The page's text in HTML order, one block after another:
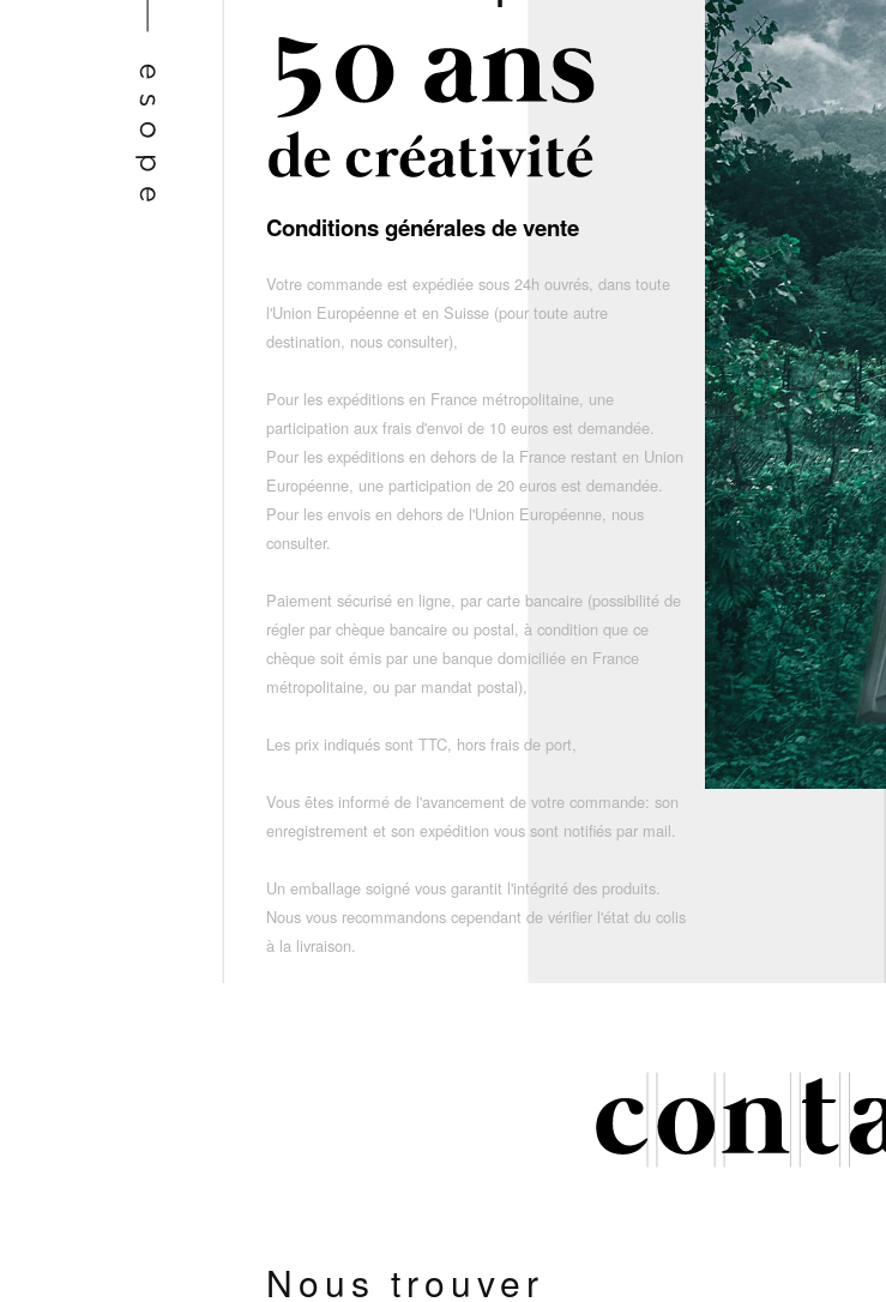
Conditions générales de vente
Votre commande est expédiée sous 24h ouvrés, dans toute
l'Union Européenne et en Suisse (pour toute autre
destination, nous consulter),
Pour les expéditions en France métropolitaine, une
participation aux frais d'envoi de 10 euros est demandée.
Pour les expéditions en dehors de la France restant en Union
Européenne, une participation de 20 euros est demandée.
Pour les envois en dehors de l'Union Européenne, nous
consulter.
Paiement sécurisé en ligne, par carte bancaire (possibilité de
régler par chèque bancaire ou postal, à condition que ce
chèque soit émis par une banque domiciliée en France
métropolitaine, ou par mandat postal),
Les prix indiqués sont TTC, hors frais de port,
Vous êtes informé de l'avancement de votre commande: son
enregistrement et son expédition vous sont notifiés par mail.
Un emballage soigné vous garantit l'intégrité des produits.
Nous vous recommandons cependant de vérifier l'état du colis
à la livraison.
Nous trouver